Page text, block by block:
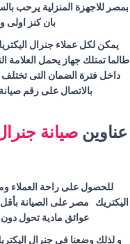
بمصر للاجهزة المنزلية يرحب
بان كنز اولى
يمكن لكل عملاء جنرال
طالما تمتلك جهاز يحمل
داخل فترة الضمان التى
بالاتصال على رقم
عناوين صيانة
للحصول على راحة العملاء
اليكتريك مصر على الصيانة
عوائق مادية تحول
و لذلك وضعنا في جنرال